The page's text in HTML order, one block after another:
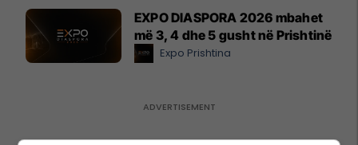
EXPO DIASPORA 2026 mbahet
më 3, 4 dhe 5 gusht në Prishtinë
Expo Prishtina